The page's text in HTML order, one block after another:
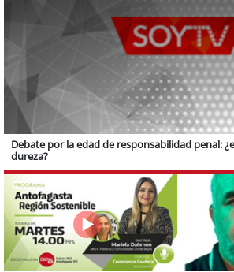
Debate por la edad de responsabilidad penal:
dureza?